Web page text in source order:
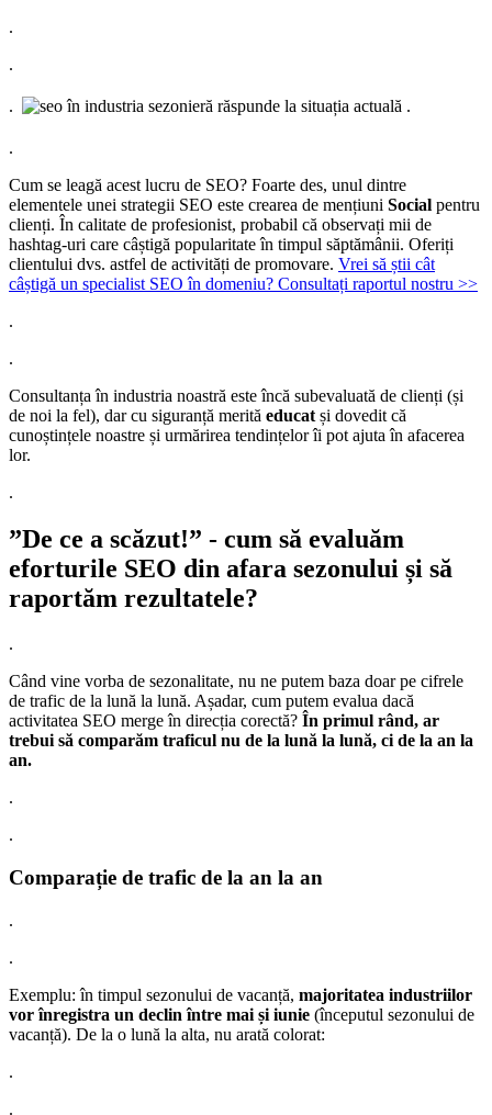
.
.
. .
.
Cum se leagă acest lucru de SEO? Foarte des, unul dintre
elementele unei strategii SEO este crearea de mențiuni Social pentru
clienți. În calitate de profesionist, probabil că observați mii de
hashtag-uri care câștigă popularitate în timpul săptămânii. Oferiți
clientului dvs. astfel de activități de promovare. Vrei să știi cât
câștigă un specialist SEO în domeniu? Consultați raportul nostru >>
.
.
Consultanța în industria noastră este încă subevaluată de clienți (și
de noi la fel), dar cu siguranță merită educat și dovedit că
cunoștințele noastre și urmărirea tendințelor îi pot ajuta în afacerea
lor.
.
”De ce a scăzut!” - cum să evaluăm
eforturile SEO din afara sezonului și să
raportăm rezultatele?
.
Când vine vorba de sezonalitate, nu ne putem baza doar pe cifrele
de trafic de la lună la lună. Așadar, cum putem evalua dacă
activitatea SEO merge în direcția corectă? În primul rând, ar
trebui să comparăm traficul nu de la lună la lună, ci de la an la
an.
.
.
Comparație de trafic de la an la an
.
.
Exemplu: în timpul sezonului de vacanță, majoritatea industriilor
vor înregistra un declin între mai și iunie (începutul sezonului de
vacanță). De la o lună la alta, nu arată colorat:
.
.